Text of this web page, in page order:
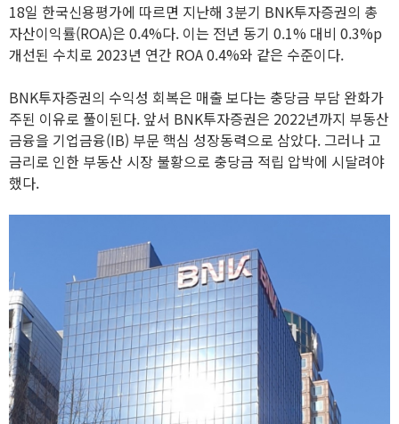
18일 한국신용평가에 따르면 지난해 3분기 BNK투자증권의 총
자산이익률(ROA)은 0.4%다. 이는 전년 동기 0.1% 대비 0.3%p
개선된 수치로 2023년 연간 ROA 0.4%와 같은 수준이다.
BNK투자증권의 수익성 회복은 매출 보다는 충당금 부담 완화가
주된 이유로 풀이된다. 앞서 BNK투자증권은 2022년까지 부동산
금융을 기업금융(IB) 부문 핵심 성장동력으로 삼았다. 그러나 고
금리로 인한 부동산 시장 불황으로 충당금 적립 압박에 시달려야
했다.